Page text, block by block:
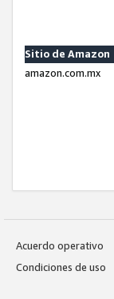
Sitio de Amazon
amazon.com.mx
Acuerdo operativo
Condiciones de uso